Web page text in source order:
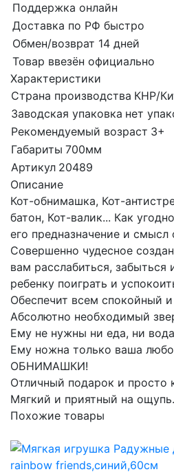
Поддержка онлайн
Доставка по РФ быстро
Обмен/возврат 14 дней
Товар ввезён официально
Характеристики
Страна производства КНР/
Заводская упаковка нет
Рекомендуемый возраст 3+
Габариты 700мм
Артикул 20489
Описание
Кот-обнимашка, Кот-
батон, Кот-валик... Как
его предназначение и смысл
Совершенно чудесное
вам расслабиться, забыться
ребенку поиграть и
Обеспечит всем спокойный
Абсолютно необходимый
Ему не нужны ни еда, ни
Ему ножна только ваша
ОБНИМАШКИ!
Отличный подарок и просто
Мягкий и приятный на ощупь.
Похожие товары